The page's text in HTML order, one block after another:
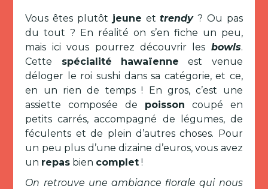
Vous êtes plutôt jeune ettrendy? Ou pas
du tout ? En réalité on s’en fiche un peu,
mais ici vous pourrez découvrir les bowls.
Cette spécialité hawaïenne est venue
déloger le roi sushi dans sa catégorie, et ce,
en un rien de temps ! En gros, c’est une
assiette composée de poisson coupé en
petits carrés, accompagné de légumes, de
féculents et de plein d’autres choses. Pour
un peu plus d’une dizaine d’euros, vous avez
un repas bien complet !
On retrouve une ambiance florale qui nous